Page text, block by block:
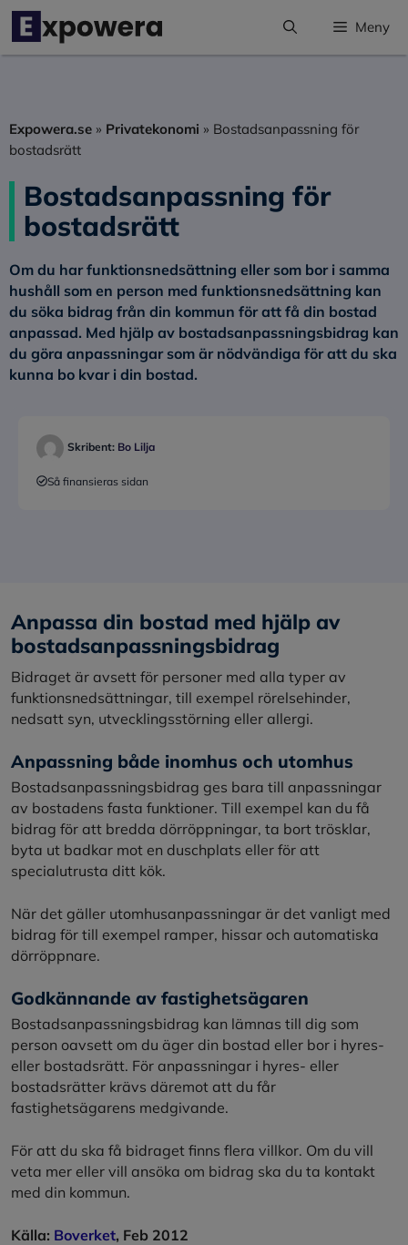
Hoppa
innehåll
Meny
Expowera.se » Privatekonomi » Bostadsanpassning för
bostadsrätt
Bostadsanpassning för
bostadsrätt
Om du har funktionsnedsättning eller som bor i samma
hushåll som en person med funktionsnedsättning kan
du söka bidrag från din kommun för att få din bostad
anpassad. Med hjälp av bostadsanpassningsbidrag kan
du göra anpassningar som är nödvändiga för att du ska
kunna bo kvar i din bostad.
Skribent: Bo Lilja
Så finansieras sidan
Anpassa din bostad med hjälp av
bostadsanpassningsbidrag
Bidraget är avsett för personer med alla typer av
funktionsnedsättningar, till exempel rörelsehinder,
nedsatt syn, utvecklingsstörning eller allergi.
Anpassning både inomhus och utomhus
Bostadsanpassningsbidrag ges bara till anpassningar
av bostadens fasta funktioner. Till exempel kan du få
bidrag för att bredda dörröppningar, ta bort trösklar,
byta ut badkar mot en duschplats eller för att
specialutrusta ditt kök.
När det gäller utomhusanpassningar är det vanligt med
bidrag för till exempel ramper, hissar och automatiska
dörröppnare.
Godkännande av fastighetsägaren
Bostadsanpassningsbidrag kan lämnas till dig som
person oavsett om du äger din bostad eller bor i hyres-
eller bostadsrätt. För anpassningar i hyres- eller
bostadsrätter krävs däremot att du får
fastighetsägarens medgivande.
För att du ska få bidraget finns flera villkor. Om du vill
veta mer eller vill ansöka om bidrag ska du ta kontakt
med din kommun.
Källa: Boverket, Feb 2012